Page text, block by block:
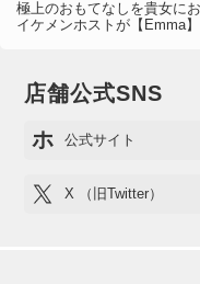
極上のおもてなしを貴女に
イケメンホストが【Emma
店舗公式SNS
ホ
公式サイト
X （旧Twitter）